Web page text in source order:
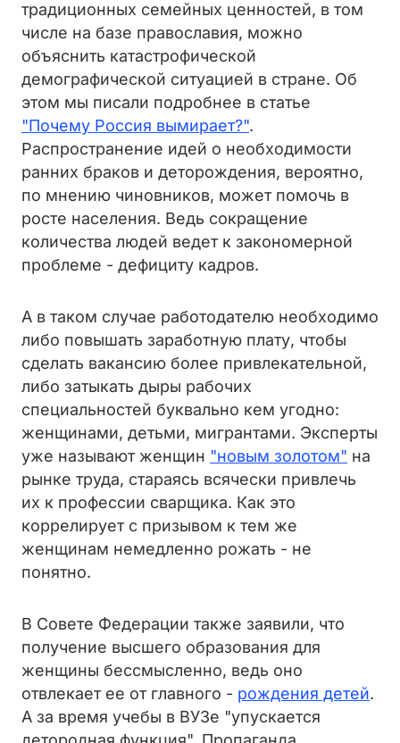
традиционных семейных ценностей, в том
числе на базе православия, можно
объяснить катастрофической
демографической ситуацией в стране. Об
этом мы писали подробнее в статье
"Почему Россия вымирает?".
Распространение идей о необходимости
ранних браков и деторождения, вероятно,
по мнению чиновников, может помочь в
росте населения. Ведь сокращение
количества людей ведет к закономерной
проблеме - дефициту кадров.
А в таком случае работодателю необходимо
либо повышать заработную плату, чтобы
сделать вакансию более привлекательной,
либо затыкать дыры рабочих
специальностей буквально кем угодно:
женщинами, детьми, мигрантами. Эксперты
уже называют женщин "новым золотом" на
рынке труда, стараясь всячески привлечь
их к профессии сварщика. Как это
коррелирует с призывом к тем же
женщинам немедленно рожать - не
понятно.
В Совете Федерации также заявили, что
получение высшего образования для
женщины бессмысленно, ведь оно
отвлекает ее от главного - рождения детей.
А за время учебы в ВУЗе "упускается